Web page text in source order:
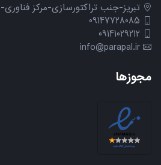
تبریز-جنب تراکتورسازی-مرکز
09147728085
09141029212
info@parapal.ir
مجوزها